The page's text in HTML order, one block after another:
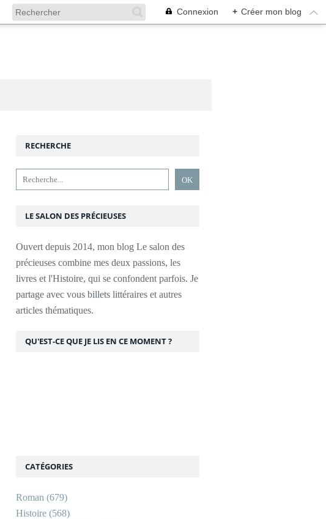
Connexion + Créer mon blog
RECHERCHE
LE SALON DES PRÉCIEUSES
Ouvert depuis 2014, mon blog Le salon des
précieuses combine mes deux passions, les
livres et l'Histoire, qui se confondent parfois. Je
partage avec vous billets littéraires et autres
articles thématiques.
CATÉGORIES
Roman (679)
Histoire (568)
QU'EST-CE QUE JE LIS EN CE MOMENT ?